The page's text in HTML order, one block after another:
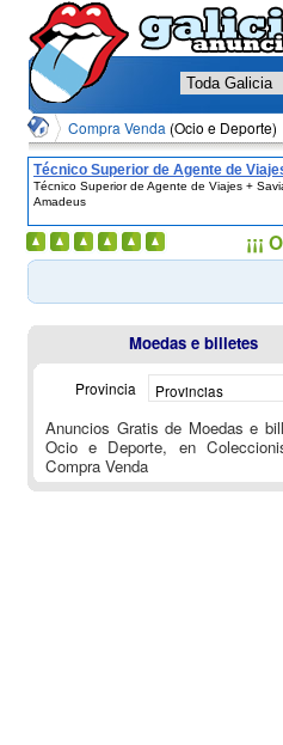
Compra Venda (Ocio e Deporte)
Técnico Superior de Agente de
Savia Amadeus
Técnico Superior de Agente de Viajes +
Amadeus
Moedas e billetes
Provincia Provincias
Anuncios Gratis de Moedas e
Ocio e Deporte, en
Compra Venda